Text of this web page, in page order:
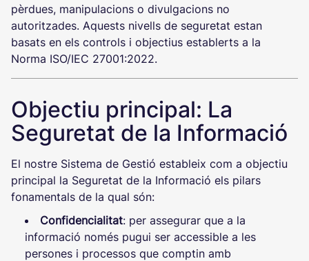
pèrdues, manipulacions o divulgacions no
autoritzades. Aquests nivells de seguretat estan
basats en els controls i objectius establerts a la
Norma ISO/IEC 27001:2022.
Objectiu principal: La
Seguretat de la Informació
El nostre Sistema de Gestió estableix com a objectiu
principal la Seguretat de la Informació els pilars
fonamentals de la qual són:
Confidencialitat: per assegurar que a la
informació només pugui ser accessible a les
persones i processos que comptin amb